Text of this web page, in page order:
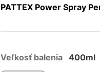
PATTEX Power Spray
Veľkosť balenia 400ml